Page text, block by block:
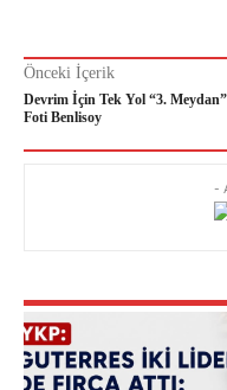
Önceki İçerik
Devrim İçin Tek Yol “3.
Foti Benlisoy
-